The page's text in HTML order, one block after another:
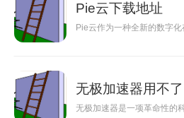
Pie云下载地址
Pie云作为一种全新的数字
无极加速器用不
无极加速器是一项革命性的